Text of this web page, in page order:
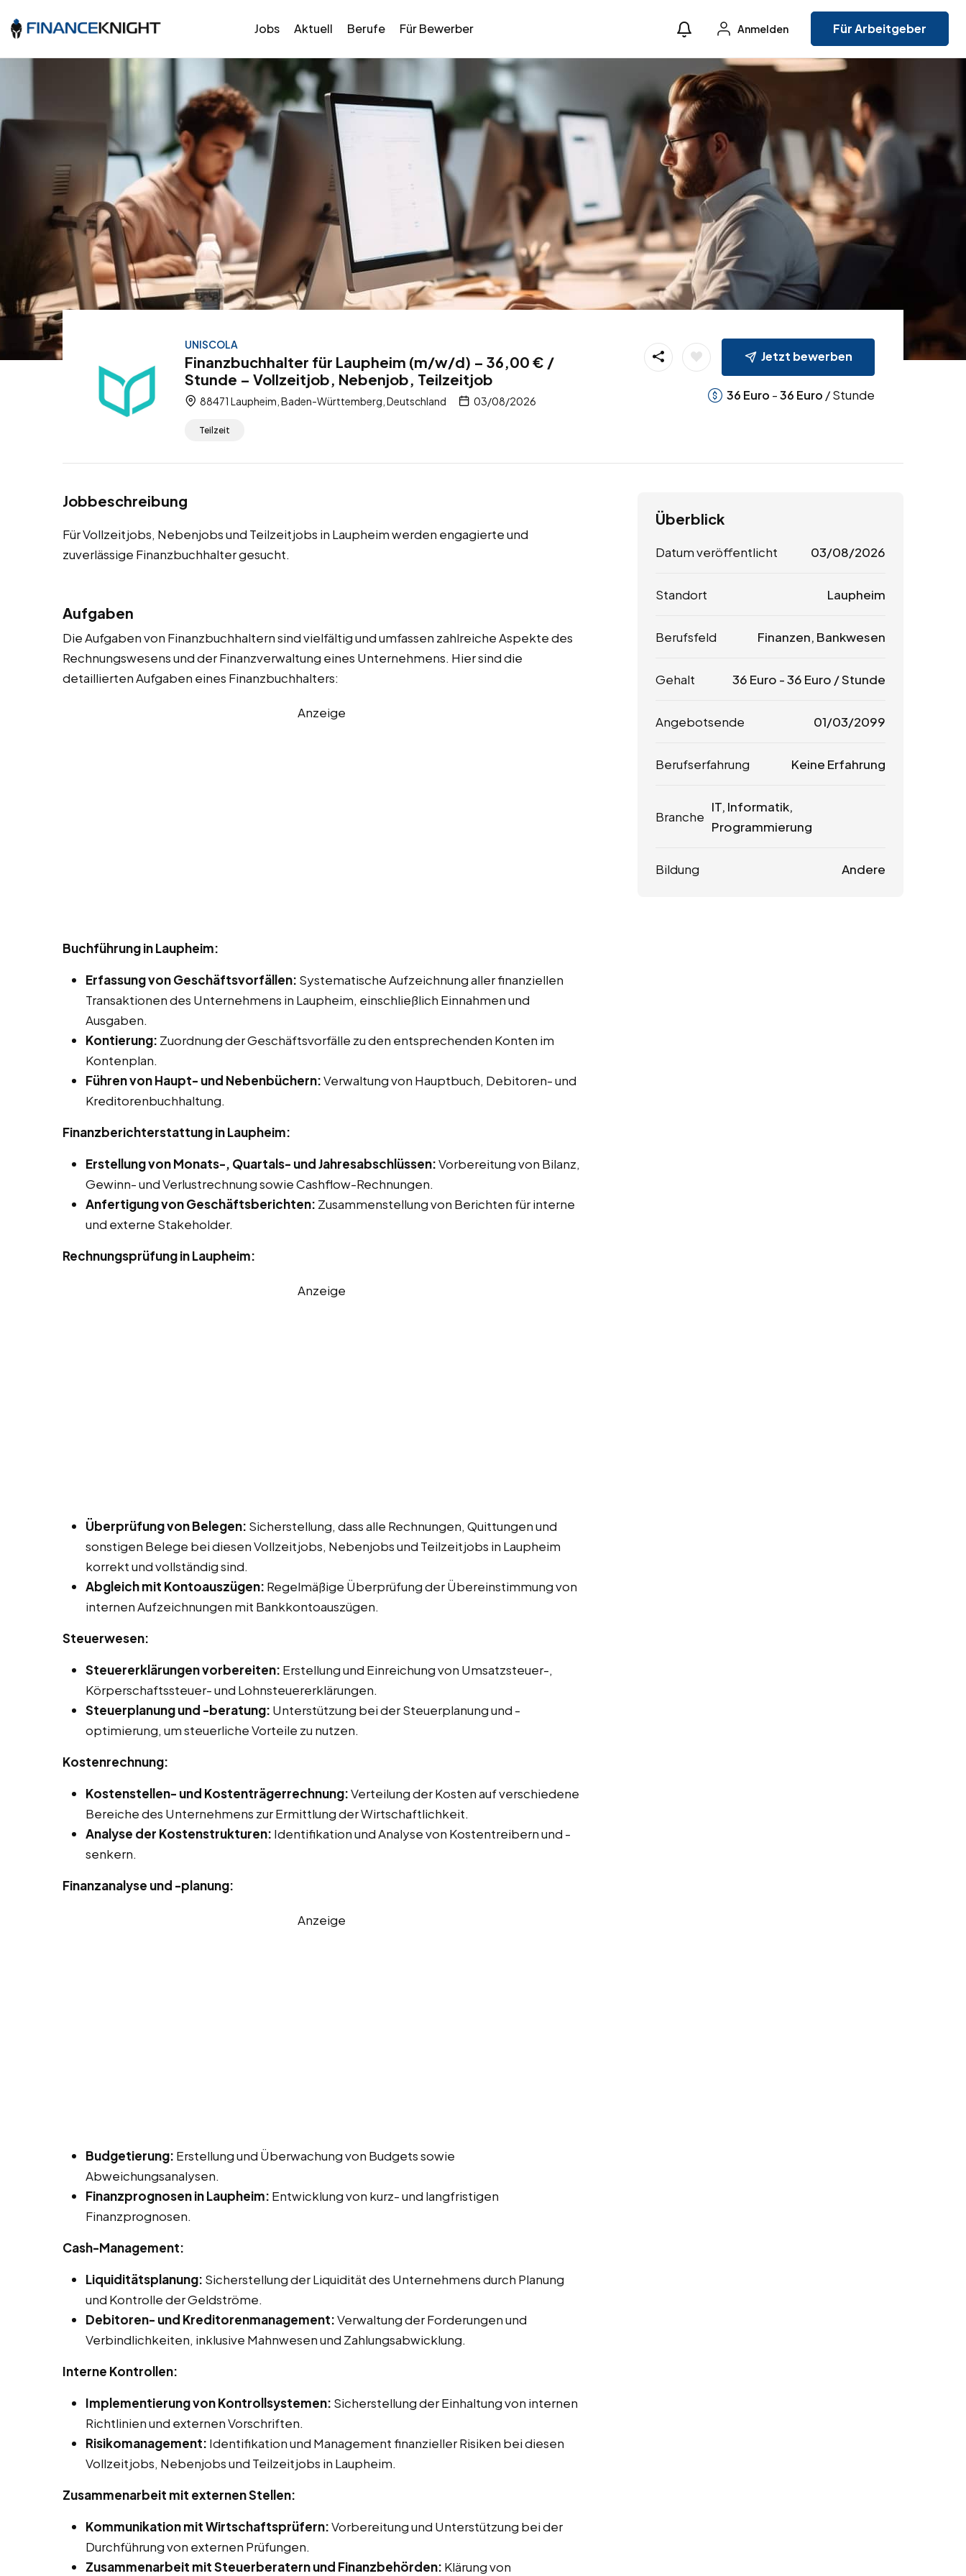
Jobs Aktuell Berufe Für Bewerber Anmelden Für Arbeitgeber
UNISCOLA
Finanzbuchhalter für Laupheim (m/w/d) – 36,00 € /
Stunde – Vollzeitjob, Nebenjob, Teilzeitjob
88471 Laupheim, Baden-Württemberg, Deutschland 03/08/2026
Teilzeit
Jetzt bewerben
36 Euro -36 Euro / Stunde
Jobbeschreibung
Für Vollzeitjobs, Nebenjobs und Teilzeitjobs in Laupheim werden engagierte und
zuverlässige Finanzbuchhalter gesucht.
Aufgaben
Die Aufgaben von Finanzbuchhaltern sind vielfältig und umfassen zahlreiche Aspekte des
Rechnungswesens und der Finanzverwaltung eines Unternehmens. Hier sind die
detaillierten Aufgaben eines Finanzbuchhalters:
Anzeige
Buchführung in Laupheim:
Erfassung von Geschäftsvorfällen: Systematische Aufzeichnung aller finanziellen
Transaktionen des Unternehmens in Laupheim, einschließlich Einnahmen und
Ausgaben.
Kontierung: Zuordnung der Geschäftsvorfälle zu den entsprechenden Konten im
Kontenplan.
Führen von Haupt- und Nebenbüchern:Verwaltung von Hauptbuch, Debitoren- und
Kreditorenbuchhaltung.
Finanzberichterstattung in Laupheim:
Erstellung von Monats-, Quartals- und Jahresabschlüssen:Vorbereitung von Bilanz,
Gewinn- und Verlustrechnung sowie Cashflow-Rechnungen.
Anfertigung von Geschäftsberichten: Zusammenstellung von Berichten für interne
und externe Stakeholder.
Rechnungsprüfung in Laupheim:
Anzeige
Überprüfung von Belegen: Sicherstellung, dass alle Rechnungen, Quittungen und
sonstigen Belege bei diesen Vollzeitjobs, Nebenjobs und Teilzeitjobs in Laupheim
korrekt und vollständig sind.
Abgleich mit Kontoauszügen: Regelmäßige Überprüfung der Übereinstimmung von
internen Aufzeichnungen mit Bankkontoauszügen.
Steuerwesen:
Steuererklärungen vorbereiten: Erstellung und Einreichung von Umsatzsteuer-,
Körperschaftssteuer- und Lohnsteuererklärungen.
Steuerplanung und -beratung: Unterstützung bei der Steuerplanung und -
optimierung, um steuerliche Vorteile zu nutzen.
Kostenrechnung:
Kostenstellen- und Kostenträgerrechnung:Verteilung der Kosten auf verschiedene
Bereiche des Unternehmens zur Ermittlung der Wirtschaftlichkeit.
Analyse der Kostenstrukturen: Identifikation und Analyse von Kostentreibern und -
senkern.
Finanzanalyse und -planung:
Anzeige
Budgetierung: Erstellung und Überwachung von Budgets sowie
Abweichungsanalysen.
Finanzprognosen in Laupheim: Entwicklung von kurz- und langfristigen
Finanzprognosen.
Cash-Management:
Liquiditätsplanung: Sicherstellung der Liquidität des Unternehmens durch Planung
und Kontrolle der Geldströme.
Debitoren- und Kreditorenmanagement:Verwaltung der Forderungen und
Verbindlichkeiten, inklusive Mahnwesen und Zahlungsabwicklung.
Interne Kontrollen:
Implementierung von Kontrollsystemen: Sicherstellung der Einhaltung von internen
Richtlinien und externen Vorschriften.
Risikomanagement: Identifikation und Management finanzieller Risiken bei diesen
Vollzeitjobs, Nebenjobs und Teilzeitjobs in Laupheim.
Zusammenarbeit mit externen Stellen:
Kommunikation mit Wirtschaftsprüfern:Vorbereitung und Unterstützung bei der
Durchführung von externen Prüfungen.
Zusammenarbeit mit Steuerberatern und Finanzbehörden: Klärung von
Überblick
Datum veröffentlicht 03/08/2026
Standort Laupheim
Berufsfeld Finanzen, Bankwesen
Gehalt 36 Euro -36 Euro / Stunde
Angebotsende 01/03/2099
Berufserfahrung Keine Erfahrung
Branche
IT, Informatik,
Programmierung
Bildung Andere